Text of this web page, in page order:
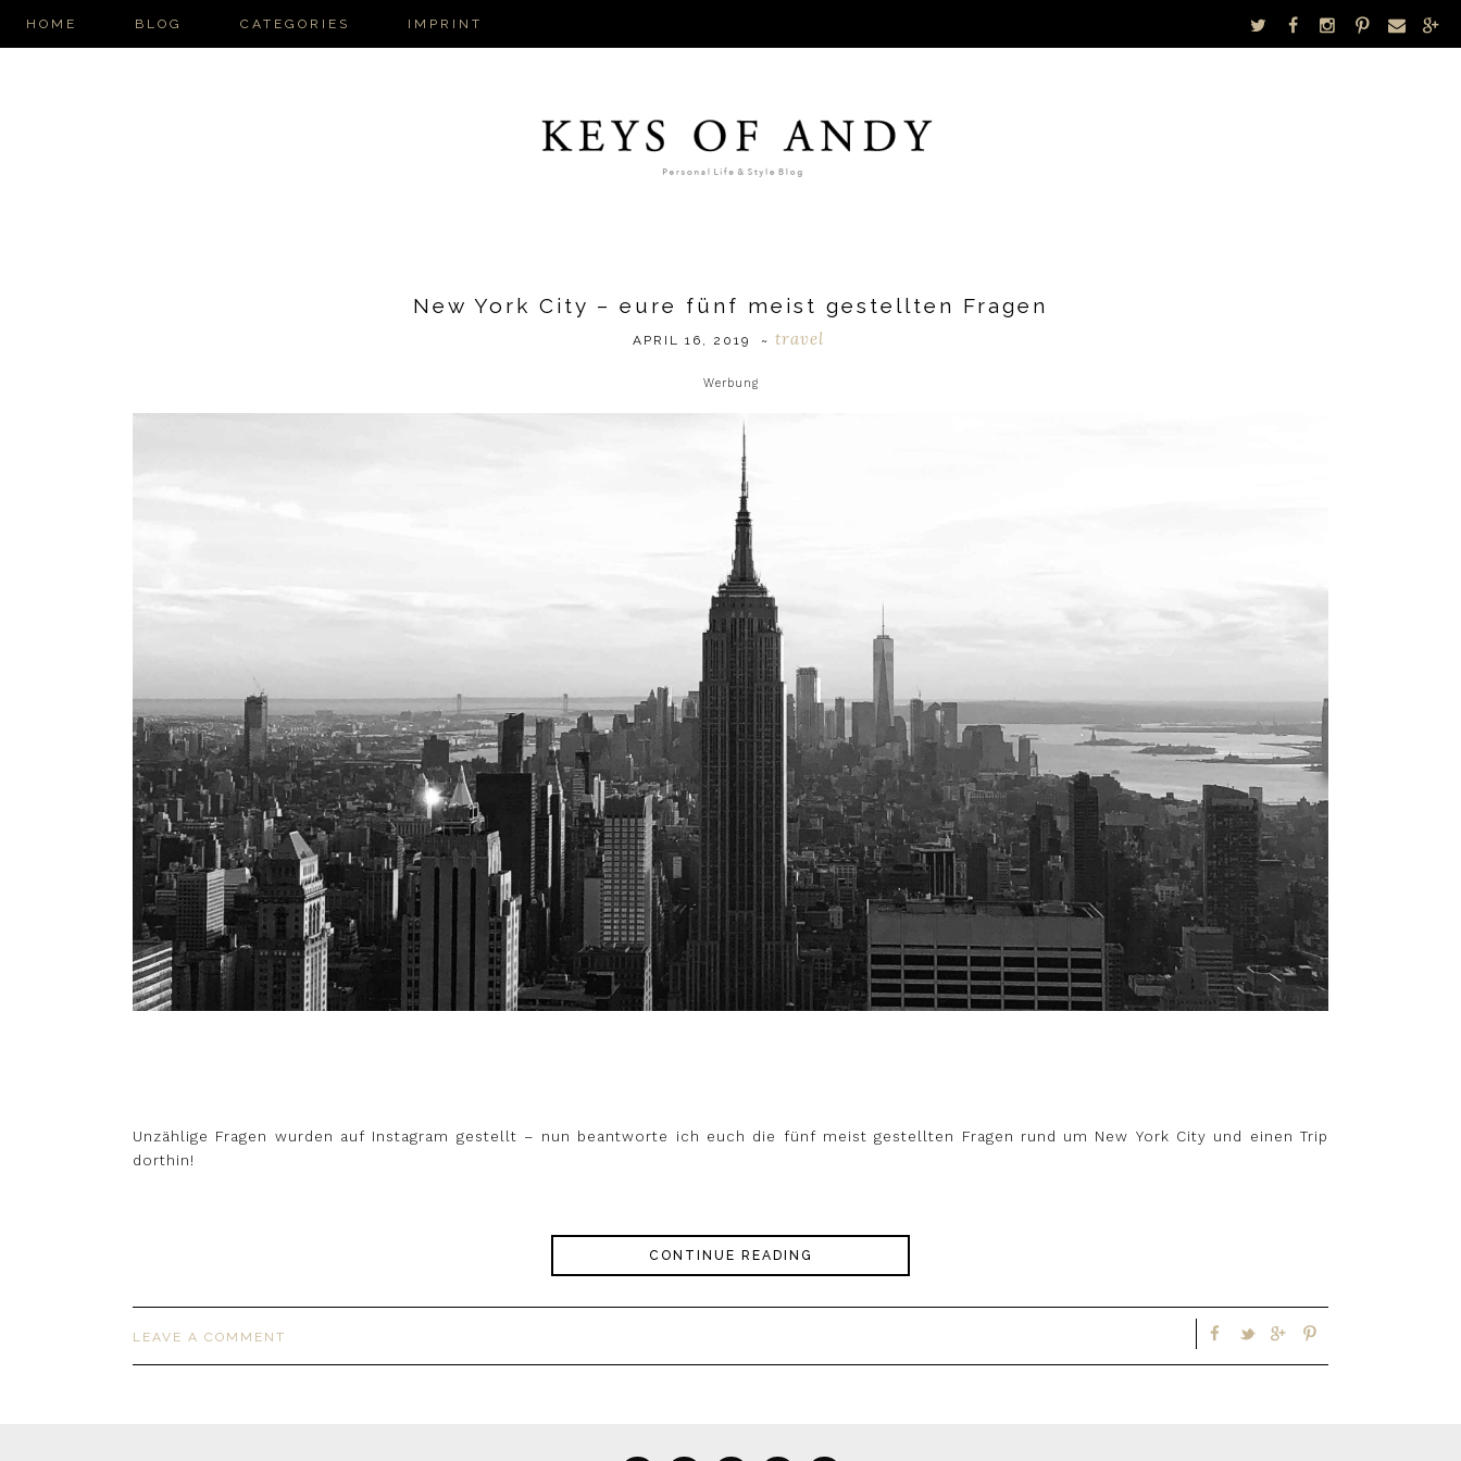
HOME BLOG CATEGORIES IMPRINT
New York City – eure fünf meist gestellten Fragen
APRIL 16, 2019 ~ travel
Werbung
Unzählige Fragen wurden auf Instagram gestellt – nun beantworte ich euch die fünf meist gestellten Fragen rund um New York City und einen Trip
dorthin!
CONTINUE READING
LEAVE A COMMENT